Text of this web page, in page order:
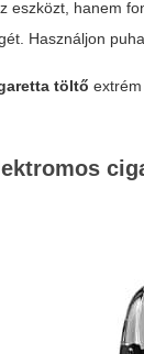
eszközt, hanem
Használjon
töltő